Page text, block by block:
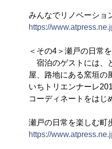
みんなでリノベーショ
https://
＜その4＞瀬戸の日常
宿泊のゲストには、
屋、路地にある窯垣の
いちトリエンナーレ
コーディネートをはじ
瀬戸の日常を楽しむ町
https://